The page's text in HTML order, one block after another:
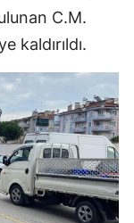
C.M.
kaldırıldı.